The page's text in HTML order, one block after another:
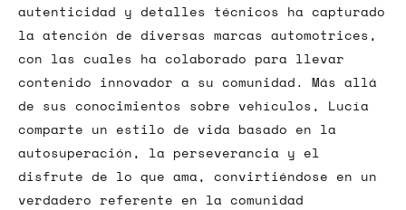
autenticidad y detalles técnicos ha capturado
la atención de diversas marcas automotrices,
con las cuales ha colaborado para llevar
contenido innovador a su comunidad. Más allá
de sus conocimientos sobre vehículos, Lucía
comparte un estilo de vida basado en la
autosuperación, la perseverancia y el
disfrute de lo que ama, convirtiéndose en un
verdadero referente en la comunidad